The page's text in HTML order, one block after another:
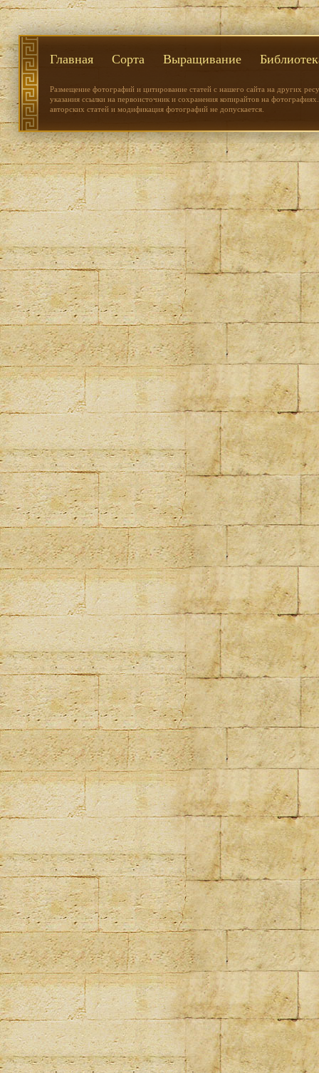
Главная Сорта Выращивание
Размещение фотографий и цитирование статей с нашего сайта на других
указания ссылки на первоисточник и сохранения копирайтов на
авторских статей и модификация фотографий не допускается.